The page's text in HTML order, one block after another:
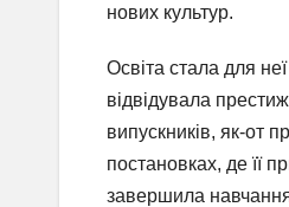
нових культур.
Освіта стала для
відвідувала
випускників, як-от
постановках, де її
завершила